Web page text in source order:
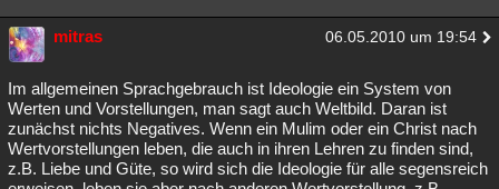
Musik
Übersichten
Besucht Teilgenommen Alle Neue Geschlossen
Lesenswert Schlüsselwörter
mitras 06.05.2010 um 19:54
Im allgemeinen Sprachgebrauch ist Ideologie ein System von
Werten und Vorstellungen, man sagt auch Weltbild. Daran ist
zunächst nichts Negatives. Wenn ein Mulim oder ein Christ nach
Wertvorstellungen leben, die auch in ihren Lehren zu finden sind,
z.B. Liebe und Güte, so wird sich die Ideologie für alle segensreich